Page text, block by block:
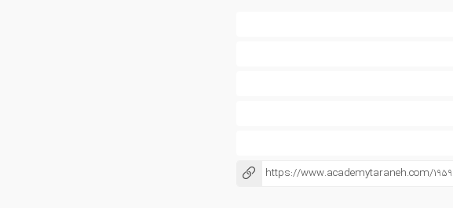
https://www.academytaraneh.com/1959